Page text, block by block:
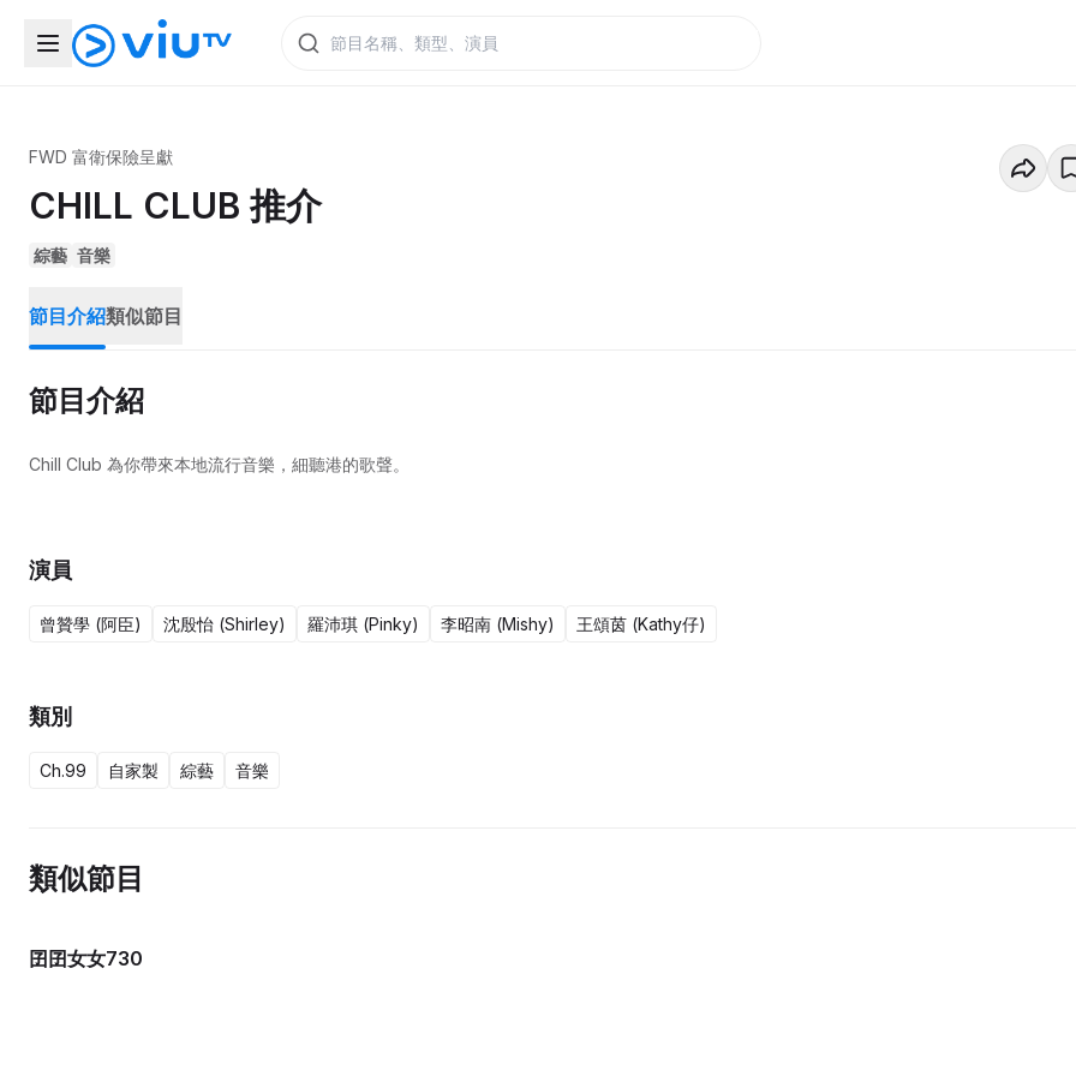
FWD 富衛保險呈獻
CHILL CLUB 推介
綜藝 音樂
節目介紹類似節目
節目介紹
Chill Club 為你帶來本地流行音樂，細聽港的歌聲。
演員
曾贊學 (阿臣) 沈殷怡 (Shirley) 羅沛琪 (Pinky) 李昭南 (Mishy) 王頌茵 (Kathy仔)
類別
Ch.99 自家製 綜藝 音樂
類似節目
囝囝女女730